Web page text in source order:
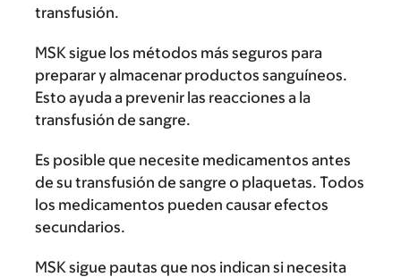
transfusión.
MSK sigue los métodos más seguros para
preparar y almacenar productos sanguíneos.
Esto ayuda a prevenir las reacciones a la
transfusión de sangre.
Es posible que necesite medicamentos antes
de su transfusión de sangre o plaquetas. Todos
los medicamentos pueden causar efectos
secundarios.
MSK sigue pautas que nos indican si necesita